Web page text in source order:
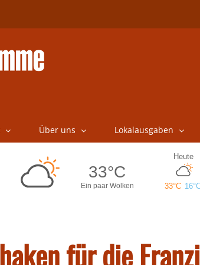
Über uns Lokalausgaben
für die Franzi